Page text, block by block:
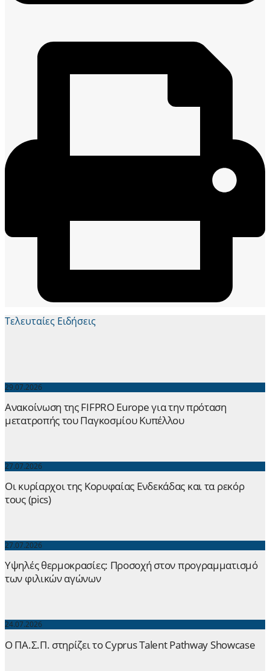
Τελευταίες Ειδήσεις
29.07.2026
Ανακοίνωση της FIFPRO Europe για την πρόταση
μετατροπής του Παγκοσμίου Κυπέλλου
27.07.2026
Οι κυρίαρχοι της Κορυφαίας Ενδεκάδας και τα ρεκόρ
τους (pics)
27.07.2026
Yψηλές θερμοκρασίες: Προσοχή στον προγραμματισμό
των φιλικών αγώνων
24.07.2026
Ο ΠΑ.Σ.Π. στηρίζει το Cyprus Talent Pathway Showcase